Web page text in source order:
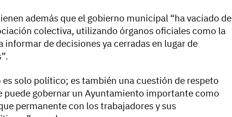
además que el gobierno municipal “ha vaciado de
colectiva, utilizando órganos oficiales como la
informar de decisiones ya cerradas en lugar de
es solo político; es también una cuestión de respeto
puede gobernar un Ayuntamiento importante como
permanente con los trabajadores y sus